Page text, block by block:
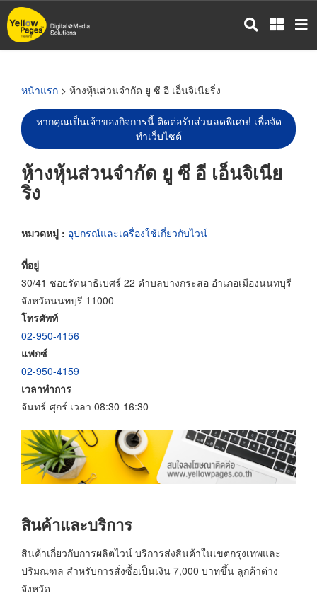
ข้าม
ไป
หน้าแรก > ห้างหุ้นส่วนจำกัด ยู ซี อี เอ็นจิเนียริ่ง
หากคุณเป็นเจ้าของกิจการนี้ ติดต่อรับส่วนลดพิเศษ! เพื่อจัด
ทำเว็บไซต์
ห้างหุ้นส่วนจำกัด ยู ซี อี เอ็นจิเนีย
ริ่ง
หมวดหมู่ : อุปกรณ์และเครื่องใช้เกี่ยวกับไวน์
ที่อยู่
30/41 ซอยรัตนาธิเบศร์ 22 ตำบลบางกระสอ อำเภอเมืองนนทบุรี
จังหวัดนนทบุรี 11000
โทรศัพท์
02-950-4156
แฟกซ์
02-950-4159
เวลาทำการ
จันทร์-ศุกร์ เวลา 08:30-16:30
สินค้าและบริการ
สินค้าเกี่ยวกับการผลิตไวน์ บริการส่งสินค้าในเขตกรุงเทพและ
ปริมณฑล สำหรับการสั่งซื้อเป็นเงิน 7,000 บาทขึ้น ลูกค้าต่าง
จังหวัด